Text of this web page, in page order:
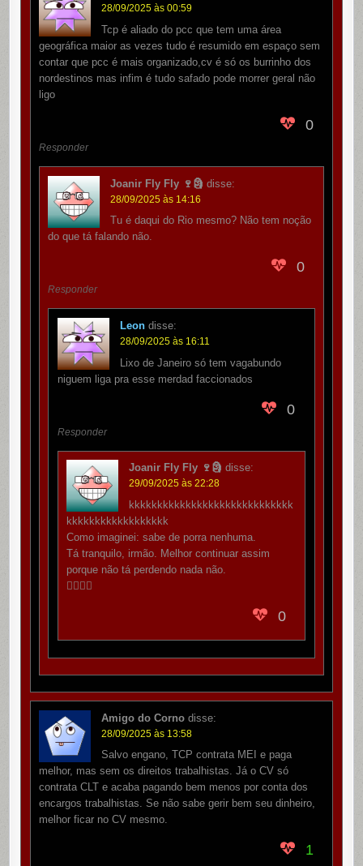
28/09/2025 às 00:59
Tcp é aliado do pcc que tem uma área
geográfica maior as vezes tudo é resumido em espaço sem
contar que pcc é mais organizado,cv é só os burrinho dos
nordestinos mas infim é tudo safado pode morrer geral não
ligo
0
Responder
Joanir Fly Fly 🍷🗿 disse:
28/09/2025 às 14:16
Tu é daqui do Rio mesmo? Não tem noção
do que tá falando não.
0
Responder
Leon disse:
28/09/2025 às 16:11
Lixo de Janeiro só tem vagabundo
niguem liga pra esse merdad faccionados
0
Responder
Joanir Fly Fly 🍷🗿 disse:
29/09/2025 às 22:28
kkkkkkkkkkkkkkkkkkkkkkkkkkkkk
kkkkkkkkkkkkkkkkkk
Como imaginei: sabe de porra nenhuma.
Tá tranquilo, irmão. Melhor continuar assim
porque não tá perdendo nada não.
✌🏻🐻🚩
0
Amigo do Corno disse:
28/09/2025 às 13:58
Salvo engano, TCP contrata MEI e paga
melhor, mas sem os direitos trabalhistas. Já o CV só
contrata CLT e acaba pagando bem menos por conta dos
encargos trabalhistas. Se não sabe gerir bem seu dinheiro,
melhor ficar no CV mesmo.
1